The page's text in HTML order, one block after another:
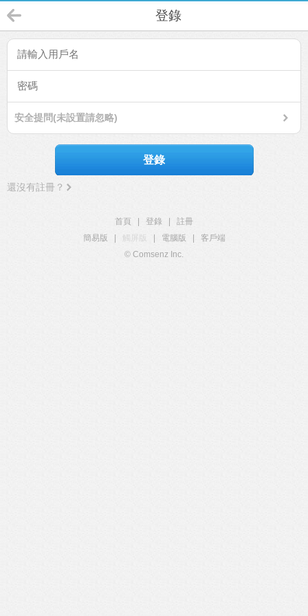
登錄
安全提問(未設置請忽略)
登錄
還沒有註冊？
首頁 登錄
註冊
簡易版
觸屏版 電腦版
客戶端
© Comsenz Inc.